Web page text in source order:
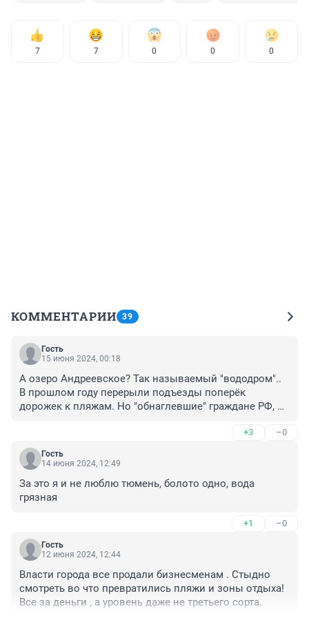
7 7 0 0 0
КОММЕНТАРИИ 39
Гость
15 июня 2024, 00:18
А озеро Андреевское? Так называемый "вододром"..
В прошлом году перерыли подъезды поперёк
дорожек к пляжам. Но "обнаглевшие" граждане РФ,
бесплатно (это уже вообще ужас), проторили
объезды. В этом же году все подъезды перерыты
перекопана территория, принадлежащая
Мальковскому МО. Чтобы ни у кого даже мысли не
нас как раз очередной год семьи) поставить палатку,
обустроить лагерь, кататься с детьми на лодке,
рыбачить.. Уважаемая редакция 72.ru, может проявите
гражданскую позицию, напишите статью, в которой
доходчиво объясните гражданам, почему туда, где
тюменцы отдыхали десятилетиями, добраться
+3 –0
Гость
14 июня 2024, 12:49
За это я и не люблю тюмень, болото одно, вода
грязная
+1 –0
Гость
12 июня 2024, 12:44
Власти города все продали бизнесменам . Стыдно
смотреть во что превратились пляжи и зоны отдыха!
Все за деньги , а уровень даже не третьего сорта.